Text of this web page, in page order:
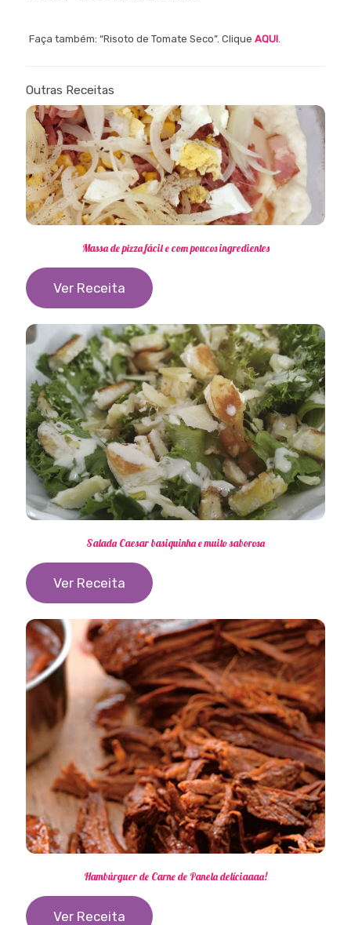
Faça também: “Risoto de Tomate Seco”. Clique AQUI.
Outras Receitas
Massa de pizza fácil e com poucos ingredientes
Ver Receita
Salada Caesar basiquinha e muito saborosa
Ver Receita
Hambúrguer de Carne de Panela delíciaaaa!
Ver Receita